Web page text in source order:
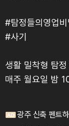
#탐정들의영업
#사기
생활 밀착형 탐
매주 월요일 밤